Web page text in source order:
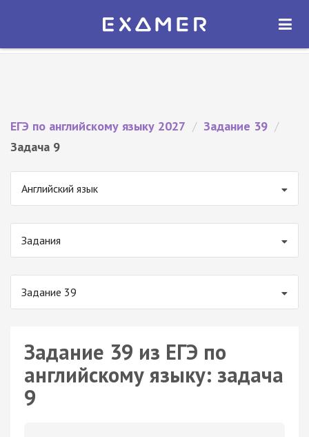
Экзамер — ЕГЭ 2027
ОТКРЫТЬ
ЕГЭ по английскому языку 2027 / Задание 39 /
Задача 9
Английский язык
Задания
Задание 39
Задание 39 из ЕГЭ по
английскому языку: задача
9